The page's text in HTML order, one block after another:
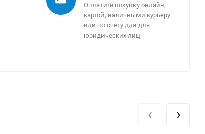
Оплатите покупку онлайн,
картой, наличными курьеру
или по счету для для
юридических лиц
‹ ›